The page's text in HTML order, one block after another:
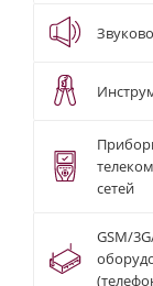
сетей
GSM/